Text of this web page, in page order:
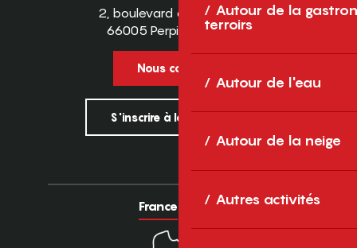
Autour de la
terroirs
Autour de l'eau
Autour de la neige
Autres activités
2, boulevard des Pyrénées
66005 Perpignan Cedex
Nous contacter
S'inscrire à la newsletter
France Europe